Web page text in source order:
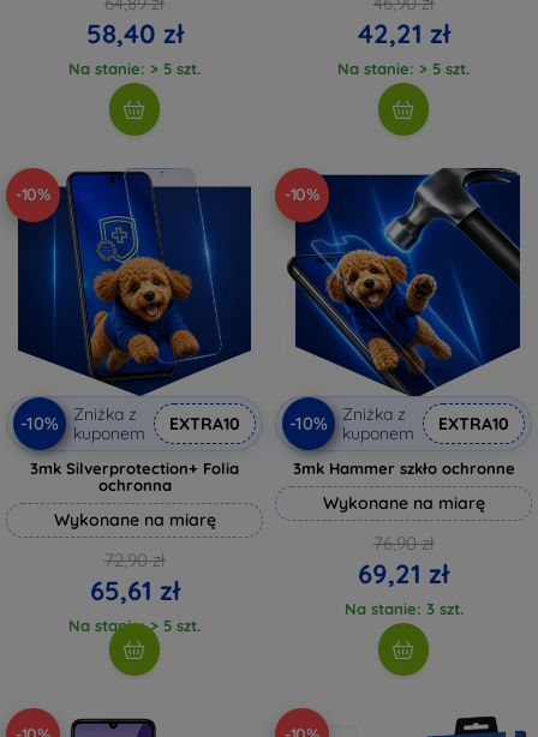
58,40 zł
Na stanie: > 5 szt.
42,21 zł
Na stanie: > 5 szt.
-10%
-10%
Zniżka z
kuponem
EXTRA10
3mk Silverprotection+ Folia
ochronna
Wykonane na miarę
72,90 zł
65,61 zł
Na stanie: > 5 szt.
-10%
-10%
Zniżka z
kuponem
EXTRA10
3mk Hammer szkło ochronne
Wykonane na miarę
76,90 zł
69,21 zł
Na stanie: 3 szt.